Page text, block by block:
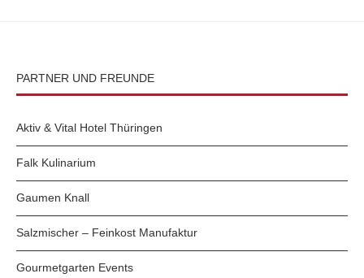
PARTNER UND FREUNDE
Aktiv & Vital Hotel Thüringen
Falk Kulinarium
Gaumen Knall
Salzmischer – Feinkost Manufaktur
Gourmetgarten Events